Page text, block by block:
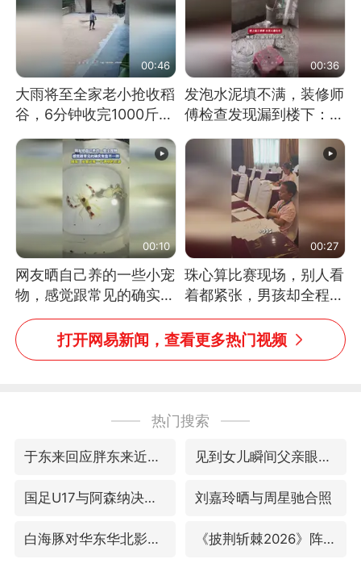
00:46
大雨将至全家老小抢收稻
谷，6分钟收完1000斤，
没有一个人掉链子
00:36
发泡水泥填不满，装修师
傅检查发现漏到楼下：出
风口未延伸到外墙
00:10
网友晒自己养的一些小宠
物，感觉跟常见的确实有
些不一样
00:27
珠心算比赛现场，别人看
着都紧张，男孩却全程气
定神闲、从容作答，最终
拿下冠军。网友：这淡定
的样子，一看就是有实
打开网易新闻，查看更多热门视频
热门搜索
于东来回应胖东来近25年老店年底关闭 见到女儿瞬间父亲眼里有了光
国足U17与阿森纳决赛取消 并列冠军 刘嘉玲晒与周星驰合照
白海豚对华东华北影响会大于巴威 《披荆斩棘2026》阵容官宣